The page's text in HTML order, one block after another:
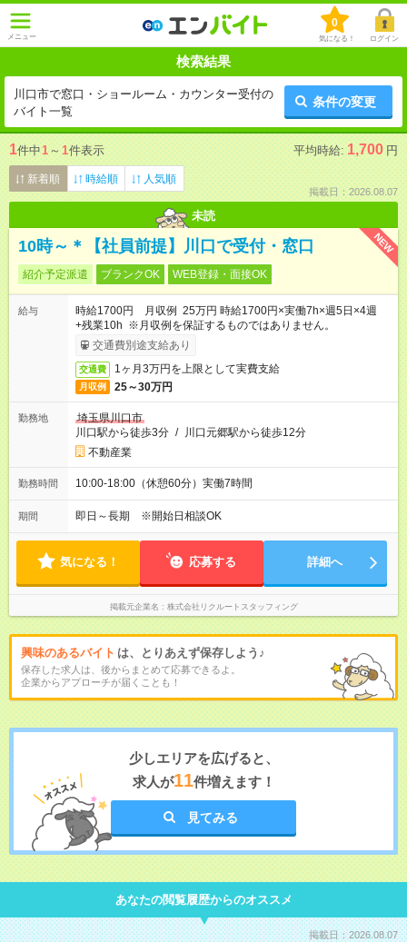
メニュー
0
気になる！ ログイン
検索結果
川口市で窓口・ショールーム・カウンター受付の
バイト一覧
条件の変更
1件中1 ～ 1件表示 平均時給: 1,700 円
新着順 時給順 人気順
掲載日：2026.08.07
未読
NEW
10時～＊【社員前提】川口で受付・窓口
紹介予定派遣 ブランクOK WEB登録・面接OK
給与
時給1700円 月収例 25万円 時給1700円×実働7h×週5日×4週
+残業10h ※月収例を保証するものではありません。
交通費別途支給あり
交通費 1ヶ月3万円を上限として実費支給
月収例 25～30万円
勤務地
埼玉県川口市
川口駅から徒歩3分 / 川口元郷駅から徒歩12分
不動産業
勤務時間 10:00-18:00（休憩60分）実働7時間
期間 即日～長期 ※開始日相談OK
気になる！ 応募する 詳細へ
掲載元企業名 株式会社リクルートスタッフィング
興味のあるバイト は、とりあえず保存しよう♪
保存した求人は、後からまとめて応募できるよ。
企業からアプローチが届くことも！
少しエリアを広げると、
求人が11件増えます！
見てみる
あなたの閲覧履歴からのオススメ
掲載日：2026.08.07